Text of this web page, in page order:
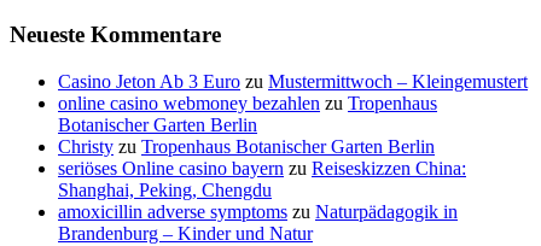
Neueste Kommentare
Casino Jeton Ab 3 Euro zu Mustermittwoch – Kleingemustert
online casino webmoney bezahlen zu Tropenhaus
Botanischer Garten Berlin
Christy zu Tropenhaus Botanischer Garten Berlin
seriöses Online casino bayern zu Reiseskizzen China:
Shanghai, Peking, Chengdu
amoxicillin adverse symptoms zu Naturpädagogik in
Brandenburg – Kinder und Natur